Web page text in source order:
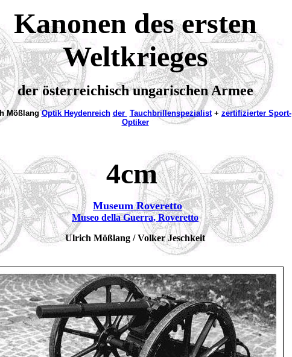
Kanonen des ersten
Weltkrieges
der österreichisch ungarischen Armee
MößlangOptik Heydenreich der Tauchbrillenspezialist+ zertifizierter Sport-
Optiker
4cm
Museum Roveretto
Museo della Guerra, Roveretto
Ulrich Mößlang / Volker Jeschkeit